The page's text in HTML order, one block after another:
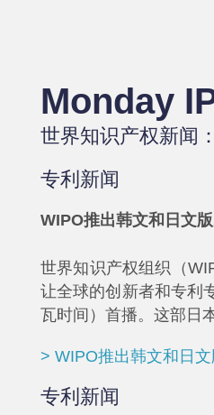
Monday
世界知识产权新闻
专利新闻
WIPO推出韩文和日文
世界知识产权组织（
让全球的创新者和专利
瓦时间）首播。这部日
> WIPO推出韩文和日
专利新闻